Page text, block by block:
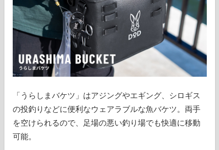
「うらしまバケツ」はアジングやエギング、シロギス
の投釣りなどに便利なウェアラブルな魚バケツ。両手
を空けられるので、足場の悪い釣り場でも快適に移動
可能。